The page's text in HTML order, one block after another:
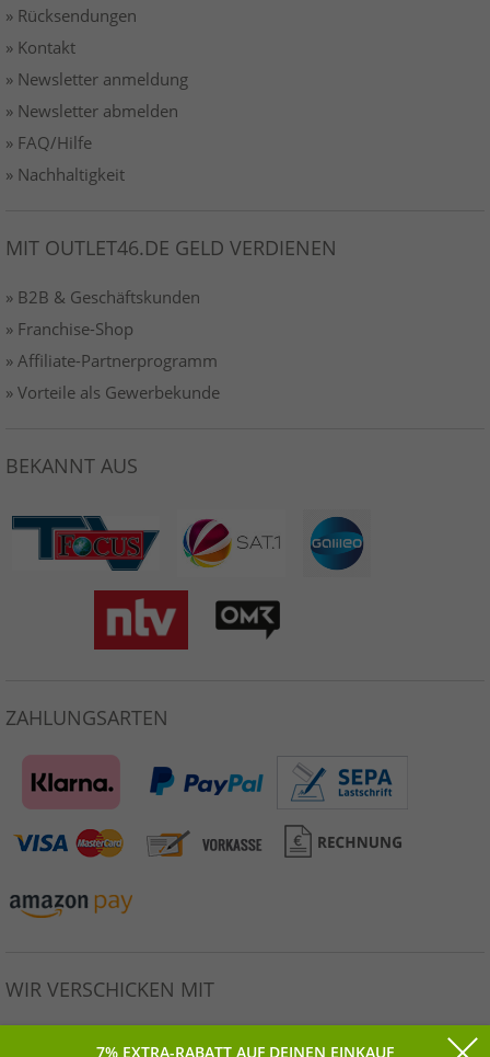
» Rücksendungen
» Kontakt
» Newsletter anmeldung
» Newsletter abmelden
» FAQ/Hilfe
» Nachhaltigkeit
MIT OUTLET46.DE GELD VERDIENEN
» B2B & Geschäftskunden
» Franchise-Shop
» Affiliate-Partnerprogramm
» Vorteile als Gewerbekunde
BEKANNT AUS
ZAHLUNGSARTEN
WIR VERSCHICKEN MIT
7% EXTRA-RABATT AUF DEINEN EINKAUF